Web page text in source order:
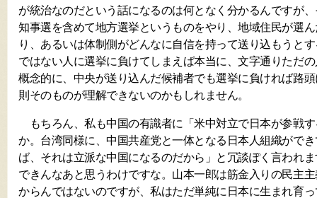
が統治なのだという話になるのは何となく分かるんですが
知事選を含めて地方選挙というものをやり、地域住民が選
り、あるいは体制側がどんなに自信を持って送り込もうと
ではない人に選挙に負けてしまえば本当に、文字通りただ
概念的に、中央が送り込んだ候補者でも選挙に負ければ路
則そのものが理解できないのかもしれません。
もちろん、私も中国の有識者に「米中対立で日本が参戦
か。台湾同様に、中国共産党と一体となる日本人組織がで
ば、それは立派な中国になるのだから」と冗談ぽく言われ
できんなあと思うわけですな。山本一郎は筋金入りの民主
からんではないのですが、私はただ単純に日本に生まれ育